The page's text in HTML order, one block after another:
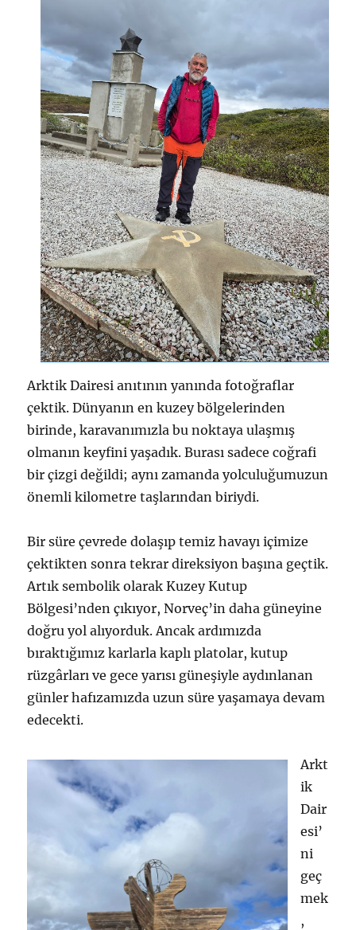
Arktik Dairesi anıtının yanında fotoğraflar
çektik. Dünyanın en kuzey bölgelerinden
birinde, karavanımızla bu noktaya ulaşmış
olmanın keyfini yaşadık. Burası sadece coğrafi
bir çizgi değildi; aynı zamanda yolculuğumuzun
önemli kilometre taşlarından biriydi.
Bir süre çevrede dolaşıp temiz havayı içimize
çektikten sonra tekrar direksiyon başına geçtik.
Artık sembolik olarak Kuzey Kutup
Bölgesi’nden çıkıyor, Norveç’in daha güneyine
doğru yol alıyorduk. Ancak ardımızda
bıraktığımız karlarla kaplı platolar, kutup
rüzgârları ve gece yarısı güneşiyle aydınlanan
günler hafızamızda uzun süre yaşamaya devam
edecekti.
Arkt
ik
Dair
esi’
ni
geç
mek
,